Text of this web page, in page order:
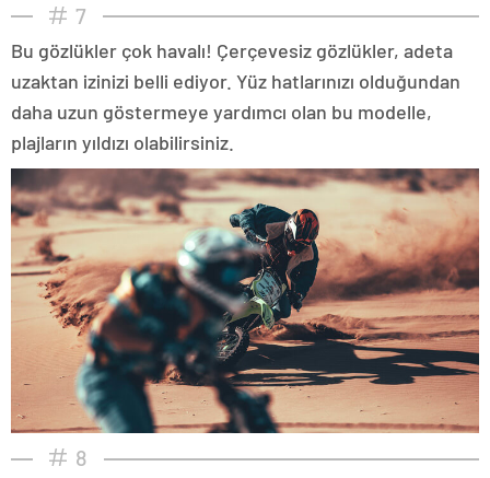
7
Bu gözlükler çok havalı! Çerçevesiz gözlükler, adeta
uzaktan izinizi belli ediyor. Yüz hatlarınızı olduğundan
daha uzun göstermeye yardımcı olan bu modelle,
plajların yıldızı olabilirsiniz.
8